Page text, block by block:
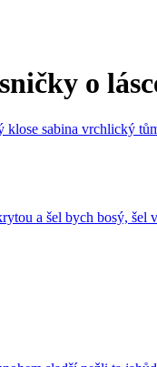
o
klose sabina vrchlický
a šel bych bosý, šel